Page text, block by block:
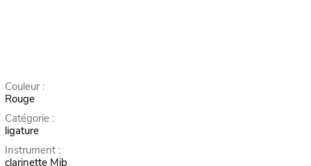
Couleur :
Rouge
Catégorie :
ligature
Instrument :
clarinette Mib